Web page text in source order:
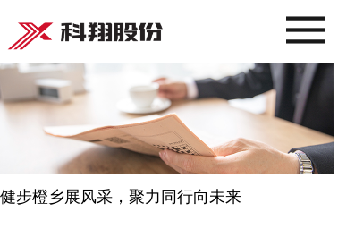
健步橙乡展风采，聚力同行向未来